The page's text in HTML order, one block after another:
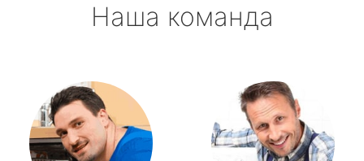
Наша команда